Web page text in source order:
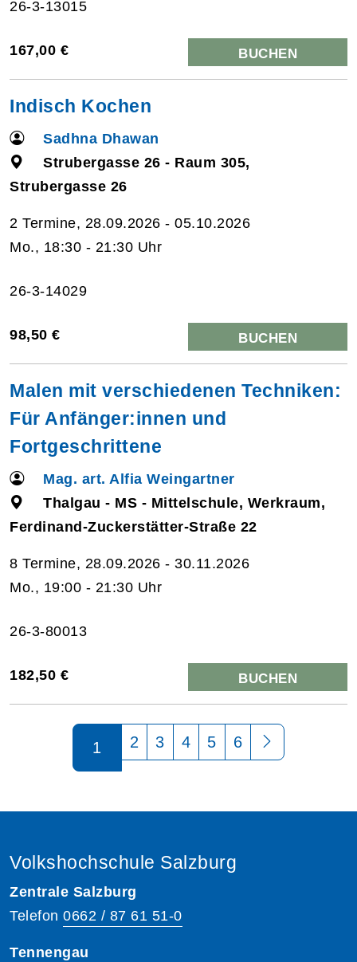
26-3-13015
167,00 € BUCHEN
Indisch Kochen
Sadhna Dhawan
Strubergasse 26 - Raum 305,
Strubergasse 26
2 Termine, 28.09.2026 - 05.10.2026
Mo., 18:30 - 21:30 Uhr
26-3-14029
98,50 € BUCHEN
Malen mit verschiedenen Techniken:
Für Anfänger:innen und
Fortgeschrittene
Mag. art. Alfia Weingartner
Thalgau - MS - Mittelschule, Werkraum,
Ferdinand-Zuckerstätter-Straße 22
8 Termine, 28.09.2026 - 30.11.2026
Mo., 19:00 - 21:30 Uhr
26-3-80013
182,50 € BUCHEN
Seite 1 von 6
1 2 3 4 5 6
Volkshochschule Salzburg
Zentrale Salzburg
Telefon 0662 / 87 61 51-0
Tennengau